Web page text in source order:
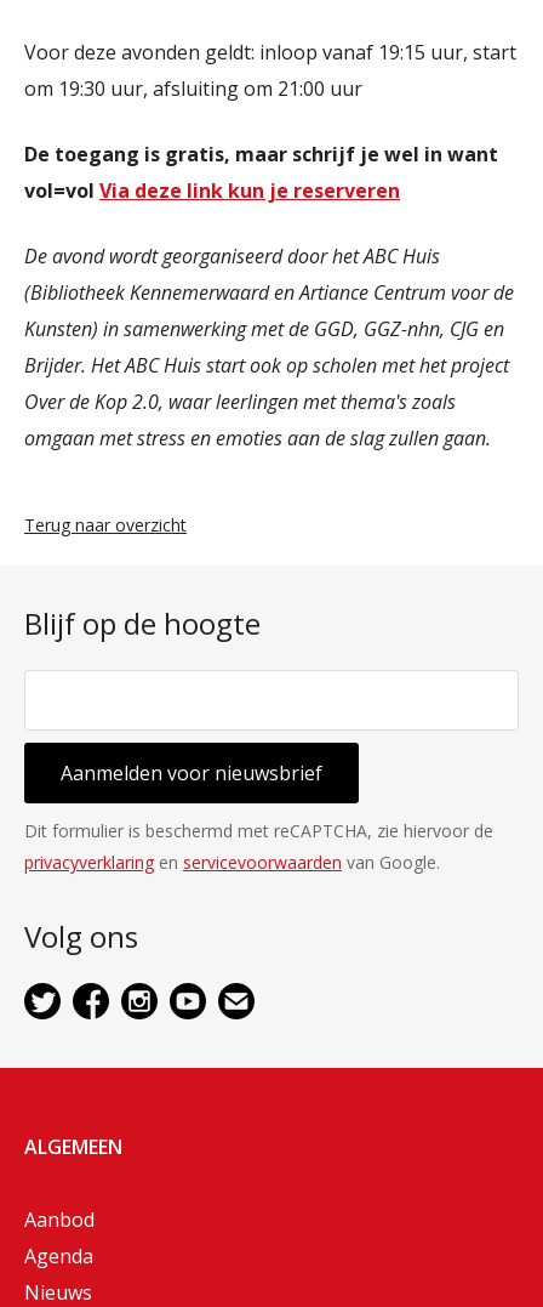
Voor deze avonden geldt: inloop vanaf 19:15 uur, start
om 19:30 uur, afsluiting om 21:00 uur
De toegang is gratis, maar schrijf je wel in want
vol=vol Via deze link kun je reserveren
De avond wordt georganiseerd door het ABC Huis
(Bibliotheek Kennemerwaard en Artiance Centrum voor de
Kunsten) in samenwerking met de GGD, GGZ-nhn, CJG en
Brijder. Het ABC Huis start ook op scholen met het project
Over de Kop 2.0, waar leerlingen met thema's zoals
omgaan met stress en emoties aan de slag zullen gaan.
Terug naar overzicht
Blijf op de hoogte
Aanmelden voor nieuwsbrief
Dit formulier is beschermd met reCAPTCHA, zie hiervoor de
privacyverklaring en servicevoorwaarden van Google.
Volg ons
ALGEMEEN
Aanbod
Agenda
Nieuws